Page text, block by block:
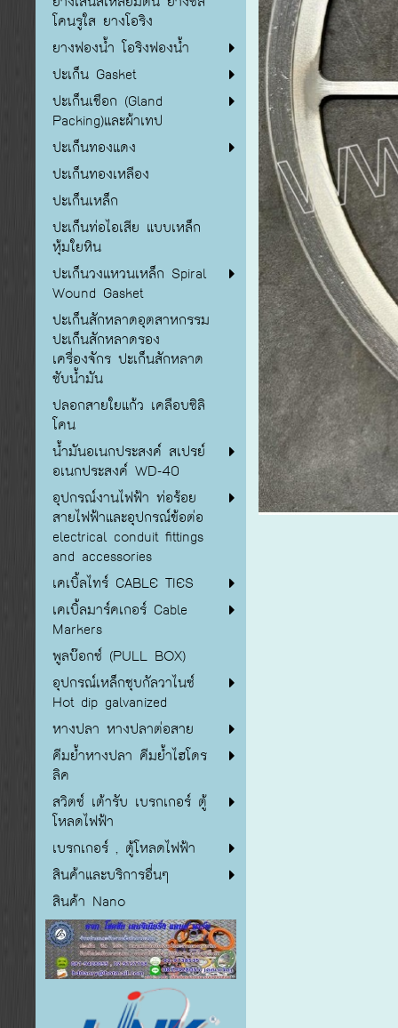
โคนรูใส ยางโอริง
ยางฟองน้ำ โอริงฟองน้ำ
ปะเก็น Gasket
ปะเก็นเชือก (Gland
Packing)และผ้าเทป
ปะเก็นทองแดง
ปะเก็นทองเหลือง
ปะเก็นเหล็ก
ปะเก็นท่อไอเสีย แบบเหล็ก
หุ้มใยหิน
ปะเก็นวงแหวนเหล็ก Spiral
Wound Gasket
ปะเก็นสักหลาดอุตสาหกรรม
ปะเก็นสักหลาดรอง
เครื่องจักร ปะเก็นสักหลาด
ซับน้ำมัน
ปลอกสายใยแก้ว เคลือบซิลิ
โคน
น้ำมันอเนกประสงค์ สเปรย์
อเนกประสงค์ WD-40
อุปกรณ์งานไฟฟ้า ท่อร้อย
สายไฟฟ้าและอุปกรณ์ข้อต่อ
electrical conduit fittings
and accessories
เคเบิ้ลไทร์ CABLE TIES
เคเบิ้ลมาร์คเกอร์ Cable
Markers
พูลบ๊อกซ์ (PULL BOX)
อุปกรณ์เหล็กชุบกัลวาไนซ์
Hot dip galvanized
หางปลา หางปลาต่อสาย
คีมย้ำหางปลา คีมย้ำไฮโดร
ลิค
สวิตซ์ เต้ารับ เบรกเกอร์ ตู้
โหลดไฟฟ้า
เบรกเกอร์ , ตู้โหลดไฟฟ้า
สินค้าและบริการอื่นๆ
สินค้า Nano